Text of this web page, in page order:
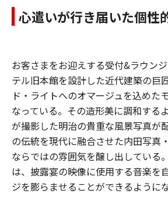
心遣いが行き届いた個性
お客さまをお迎えする受付&ラウン
テル旧本館を設計した近代建築の巨
ド・ライトへのオマージュを込めた
なっている。その造形美に調和する
が撮影した明治の貴重な風景写真が
の伝統を現代に融合させた内田写真
ならではの雰囲気を醸し出している
は、披露宴の映像に使用する音楽を
ジを膨らませることができるように